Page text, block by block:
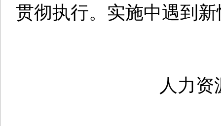
贯彻执行。实施中遇到
人力